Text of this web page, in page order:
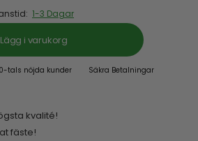
1-3 Dagar
Lägg i varukorg
tals nöjda kunder Säkra Betalningar
kvalité!
fäste!